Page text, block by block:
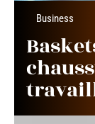
Business